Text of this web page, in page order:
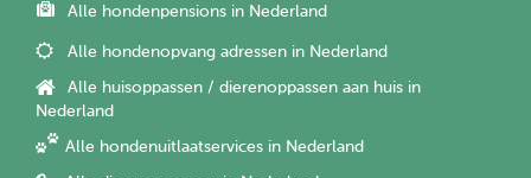
Alle hondenpensions in Nederland
Alle hondenopvang adressen in Nederland
Alle huisoppassen / dierenoppassen aan huis in
Nederland
Alle hondenuitlaatservices in Nederland